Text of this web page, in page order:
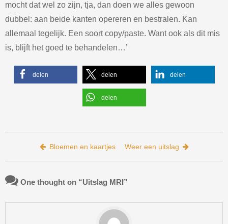
mocht dat wel zo zijn, tja, dan doen we alles gewoon
dubbel: aan beide kanten opereren en bestralen. Kan
allemaal tegelijk. Een soort copy/paste. Want ook als dit mis
is, blijft het goed te behandelen…’
delen delen delen
delen
Bericht navigatie
Bloemen en kaartjes Weer een uitslag
One thought on “Uitslag MRI”